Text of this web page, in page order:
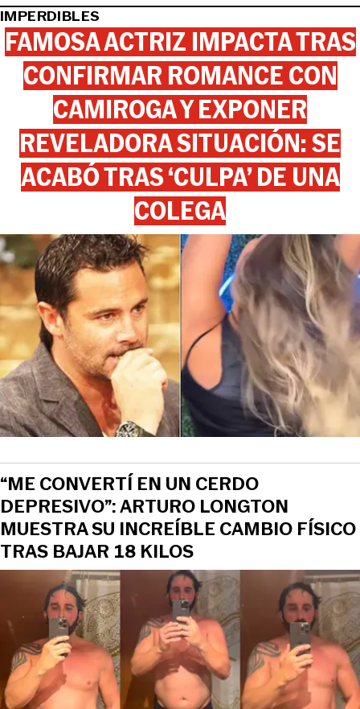
IMPERDIBLES
FAMOSA ACTRIZ IMPACTA TRAS
CONFIRMAR ROMANCE CON
CAMIROGA Y EXPONER
REVELADORA SITUACIÓN: SE
ACABÓ TRAS ‘CULPA’ DE UNA
COLEGA
“ME CONVERTÍ EN UN CERDO
DEPRESIVO”: ARTURO LONGTON
MUESTRA SU INCREÍBLE CAMBIO FÍSICO
TRAS BAJAR 18 KILOS